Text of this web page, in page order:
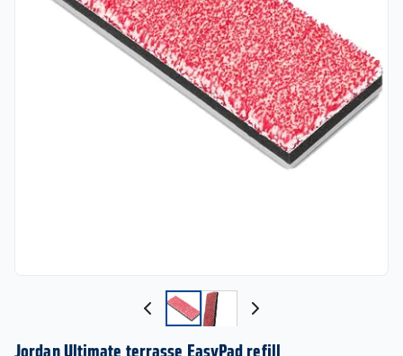
Jordan Ultimate terrasse EasyPad refill